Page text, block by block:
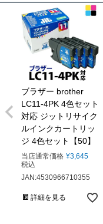
ブラザー brother
LC11-4PK 4色セット
対応 ジットリサイク
ルインクカートリッ
ジ 4色セット【50】
当店通常価格 ¥3,645
税込
JAN:4530966710355
詳細を見る